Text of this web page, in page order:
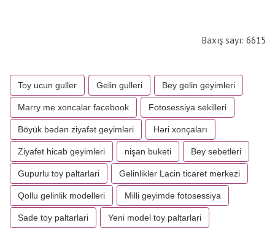
Baxış sayı: 6615
Toy ucun guller Gelin gulleri Bey gelin geyimleri
Marry me xoncalar facebook Fotosessiya sekilleri
Böyük bədən ziyafət geyimləri Həri xonçaları
Ziyafet hicab geyimleri nişan buketi Bey sebetleri
Gupurlu toy paltarlari Gelinlikler Lacin ticaret merkezi
Qollu gelinlik modelleri Milli geyimde fotosessiya
Sade toy paltarlari Yeni model toy paltarlari